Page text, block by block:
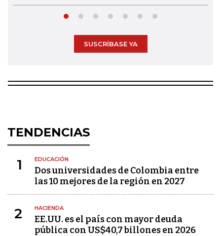
SUSCRÍBASE YA
TENDENCIAS
1 EDUCACIÓN
Dos universidades de Colombia entre
las 10 mejores de la región en 2027
2 HACIENDA
EE.UU. es el país con mayor deuda
pública con US$40,7 billones en 2026